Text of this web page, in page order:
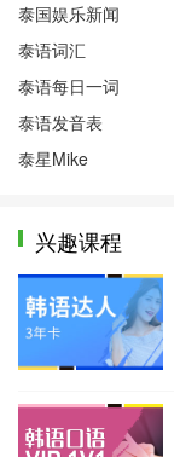
泰国娱乐新闻
泰语词汇
泰语每日一词
泰语发音表
泰星Mike
兴趣课程